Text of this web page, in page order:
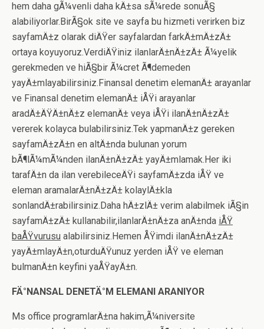
hem daha gÃ¼venli daha kÄ±sa sÃ¼rede sonuÃ§
alabiliyorlar.BirÃ§ok site ve sayfa bu hizmeti verirken biz
sayfamÄ±z olarak diÄŸer sayfalardan farkÄ±mÄ±zÄ±
ortaya koyuyoruz.VerdiÄŸiniz ilanlarÄ±nÄ±zÄ± Ã¼yelik
gerekmeden ve hiÃ§bir Ã¼cret Ã¶demeden
yayÄ±mlayabilirsiniz.Finansal denetim elemanÄ± arayanlar
ve Finansal denetim elemanÄ± iÅŸi arayanlar
aradÄ±ÄŸÄ±nÄ±z elemanÄ± veya iÅŸi ilanÄ±nÄ±zÄ±
vererek kolayca bulabilirsiniz.Tek yapmanÄ±z gereken
sayfamÄ±zÄ±n en altÄ±nda bulunan yorum
bÃ¶lÃ¼mÃ¼nden ilanÄ±nÄ±zÄ± yayÄ±mlamak.Her iki
tarafÄ±n da ilan verebileceÄŸi sayfamÄ±zda iÅŸ ve
eleman aramalarÄ±nÄ±zÄ± kolaylÄ±kla
sonlandÄ±rabilirsiniz.Daha hÄ±zlÄ± verim alabilmek iÃ§in
sayfamÄ±zÄ± kullanabilir,ilanlarÄ±nÄ±za anÄ±nda iÅŸ
baÅŸvurusu alabilirsiniz.Hemen ÅŸimdi ilanÄ±nÄ±zÄ±
yayÄ±mlayÄ±n,oturduÄŸunuz yerden iÅŸ ve eleman
bulmanÄ±n keyfini yaÅŸayÄ±n.
FÄ°NANSAL DENETÄ°M ELEMANI ARANIYOR
Ms office programlarÄ±na hakim,Ã¼niversite